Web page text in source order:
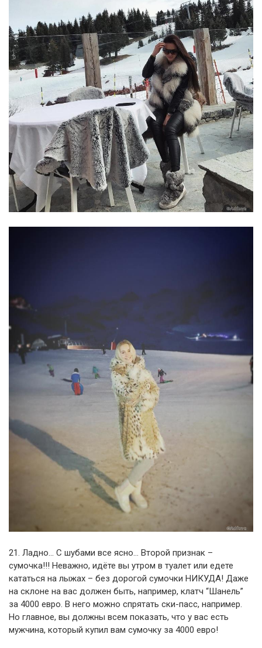
21. Ладно… С шубами все ясно… Второй признак –
сумочка!!! Неважно, идёте вы утром в туалет или едете
кататься на лыжах – без дорогой сумочки НИКУДА! Даже
на склоне на вас должен быть, например, клатч “Шанель”
за 4000 евро. В него можно спрятать ски-пасс, например.
Но главное, вы должны всем показать, что у вас есть
мужчина, который купил вам сумочку за 4000 евро!